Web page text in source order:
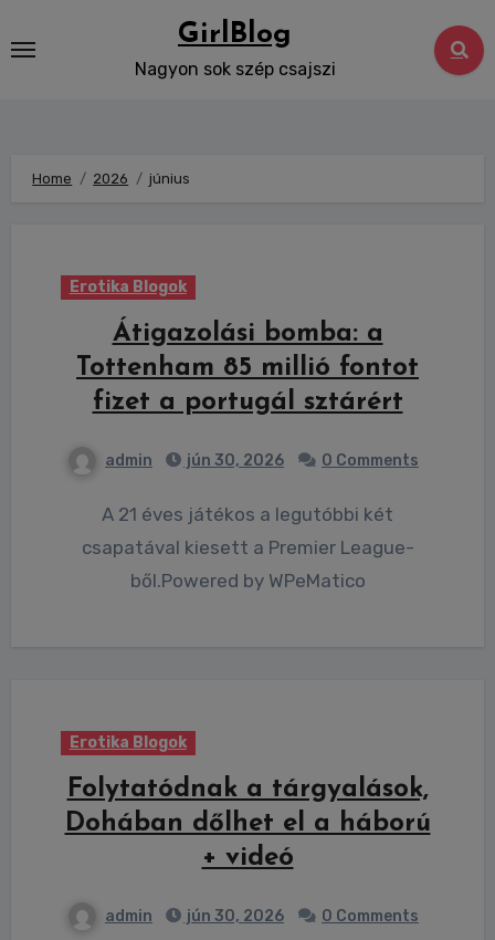
to
GirlBlog
Nagyon sok szép csajszi
Home 2026 június
Erotika Blogok
Átigazolási bomba: a
Tottenham 85 millió fontot
fizet a portugál sztárért
admin jún 30, 2026 0 Comments
A 21 éves játékos a legutóbbi két
csapatával kiesett a Premier League-
ből.Powered by WPeMatico
Erotika Blogok
Folytatódnak a tárgyalások,
Dohában dőlhet el a háború
+ videó
admin jún 30, 2026 0 Comments